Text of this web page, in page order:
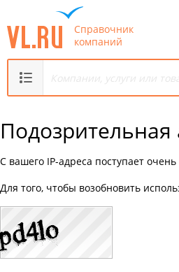
Справочник
компаний
Подозрительная
С вашего IP-адреса поступает
Для того, чтобы возобновить